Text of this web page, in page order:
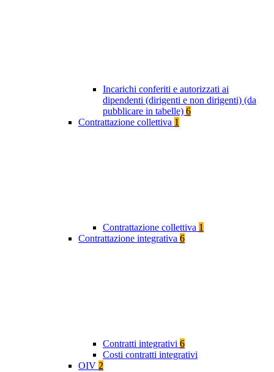
Incarichi conferiti e autorizzati ai
dipendenti (dirigenti e non dirigenti) (da
pubblicare in tabelle) 6
Contrattazione collettiva 1
Contrattazione collettiva 1
Contrattazione integrativa 6
Contratti integrativi 6
Costi contratti integrativi
OIV 2